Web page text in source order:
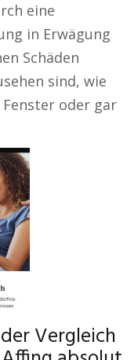
eine
in Erwägung
Schäden
sind, wie
oder gar
Vergleich